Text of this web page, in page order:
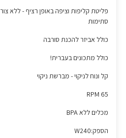
פליטת קליפות וציפה באופן רציף - ללא
סתימות
כולל אביזר להכנת סורבה
כולל מתכונים בעברית!
קל ונוח לניקוי - מברשת ניקוי
RPM 65
מכלים ללא BPA
הספק:W240